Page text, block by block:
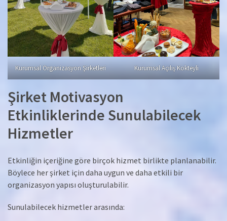
Kurumsal Organizasyon Şirketleri Kurumsal Açılış Kokteyli
Şirket Motivasyon
Etkinliklerinde Sunulabilecek
Hizmetler
Etkinliğin içeriğine göre birçok hizmet birlikte planlanabilir.
Böylece her şirket için daha uygun ve daha etkili bir
organizasyon yapısı oluşturulabilir.
Sunulabilecek hizmetler arasında: